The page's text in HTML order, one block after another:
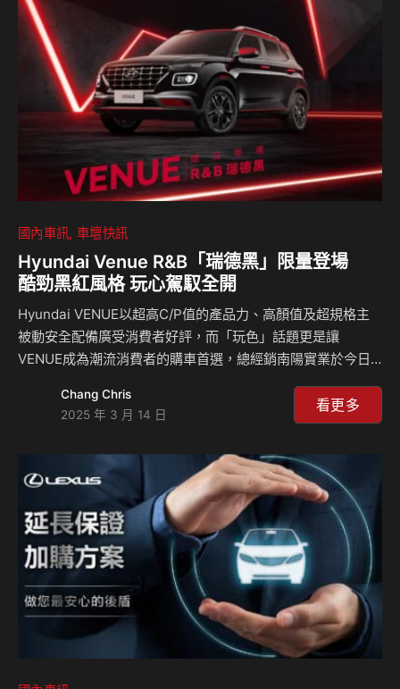
國內車訊 車壇快訊
Hyundai Venue R&B「瑞德黑」限量登場
酷勁黑紅風格 玩心駕馭全開
Hyundai VENUE以超高C/P值的產品力、高顏值及超規格主
被動安全配備廣受消費者好評，而「玩色」話題更是讓
VENUE成為潮流消費者的購車首選，總經銷南陽實業於今日
「Red&Black」為核心設計理念，結合酷帥黑與鮮明紅色元
素，打造出兼具個性與運動風格的全新SUV，專為年輕性格型
外觀、運動化內裝 展現強烈個性 VENUE R&B瑞德黑在外觀
上大膽採用消光黑鋁圈與紅色雙色套件，展現無可忽視的視覺
衝擊力。黑與紅的完美融合，不僅突顯運動感，更讓駕…
Chang Chris
2025 年 3 月 14 日
看更多